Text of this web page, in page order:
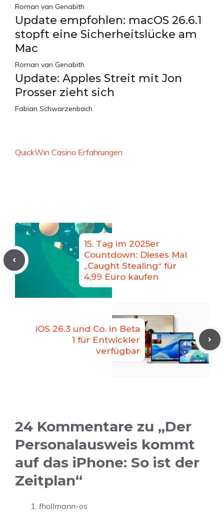
Roman van Genabith
Update empfohlen: macOS 26.6.1
stopft eine Sicherheitslücke am
Mac
Roman van Genabith
Update: Apples Streit mit Jon
Prosser zieht sich
Fabian Schwarzenbach
QuickWin Casino Erfahrungen
15. Tag im 2025er
Countdown: Dieses Mal
„Caught Stealing“ für
4,99 Euro kaufen
iOS 26.3 und Co. in Beta
1 für Entwickler
verfügbar
24 Kommentare zu „Der
Personalausweis kommt
auf das iPhone: So ist der
Zeitplan“
fhollmann-os